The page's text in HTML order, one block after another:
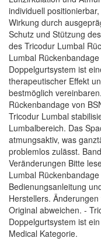
individuell
Wirkung durch
Schutz und Stützung
des Tricodur Lumbal
Lumbal
Doppelgurtsystem ist
therapeutischer Effekt
bestmöglich
Rückenbandage von
Tricodur Lumbal
Lumbalbereich. Das
atmungsaktiv, was
problemlos zulässt.
Veränderungen Bitte
Lumbal
Bedienungsanleitung
Herstellers.
Original abweichen. -
Doppelgurtsystem ist
Medical Kategorie.